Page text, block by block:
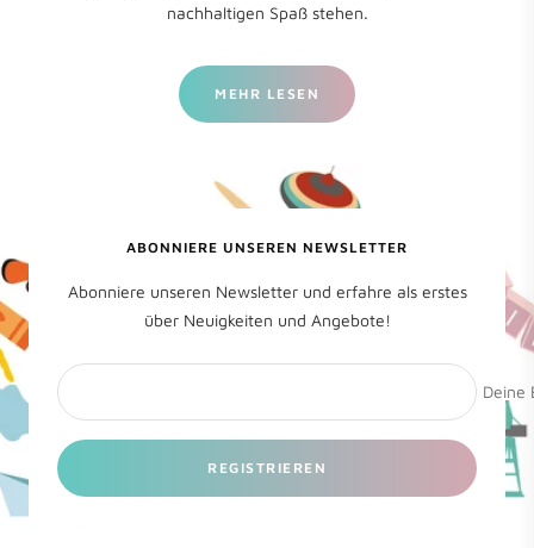
nachhaltigen Spaß stehen.
MEHR LESEN
ABONNIERE UNSEREN NEWSLETTER
Abonniere unseren Newsletter und erfahre als erstes
über Neuigkeiten und Angebote!
Deine
REGISTRIEREN